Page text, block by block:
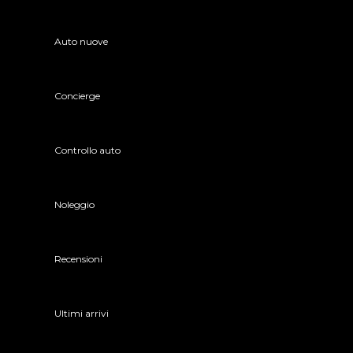
Auto nuove
Concierge
Controllo auto
Noleggio
Recensioni
Ultimi arrivi